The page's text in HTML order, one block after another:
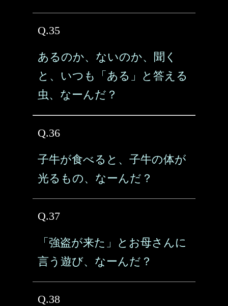
Q.35
あるのか、ないのか、聞く
と、いつも「ある」と答える
虫、なーんだ？
Q.36
子牛が食べると、子牛の体が
光るもの、なーんだ？
Q.37
「強盗が来た」とお母さんに
言う遊び、なーんだ？
Q.38